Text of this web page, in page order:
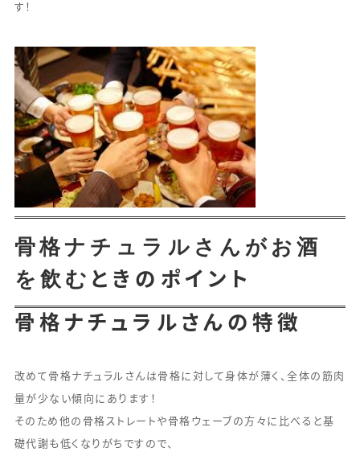
す！
骨格ナチュラルさんがお酒
を飲む ときのポイント
骨格ナチュラルさんの特徴
改めて骨格ナチュラルさんは骨格に対して身体が薄く、全体の筋肉
量が少ない傾向にあります！
そのため他の骨格ストレートや骨格ウェーブの方々に比べると基
礎代謝も低くなりがちですので、